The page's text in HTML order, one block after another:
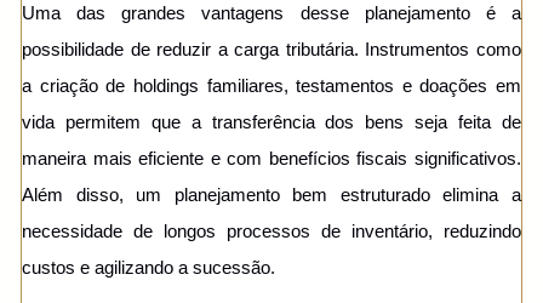
Uma das grandes vantagens desse planejamento é a
possibilidade de reduzir a carga tributária. Instrumentos como
a criação de holdings familiares, testamentos e doações em
vida permitem que a transferência dos bens seja feita de
maneira mais eficiente e com benefícios fiscais significativos.
Além disso, um planejamento bem estruturado elimina a
necessidade de longos processos de inventário, reduzindo
custos e agilizando a sucessão.